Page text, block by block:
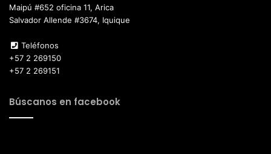
Maipú #652 oficina 11, Arica
Salvador Allende #3674, Iquique
Teléfonos
+57 2 269150
+57 2 269151
Búscanos en facebook